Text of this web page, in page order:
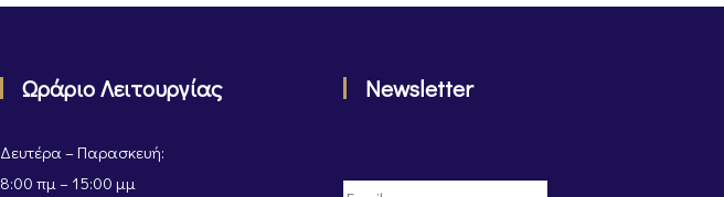
Ωράριο Λειτουργίας
Δευτέρα – Παρασκευή:
8:00 πμ – 15:00 μμ
Newsletter